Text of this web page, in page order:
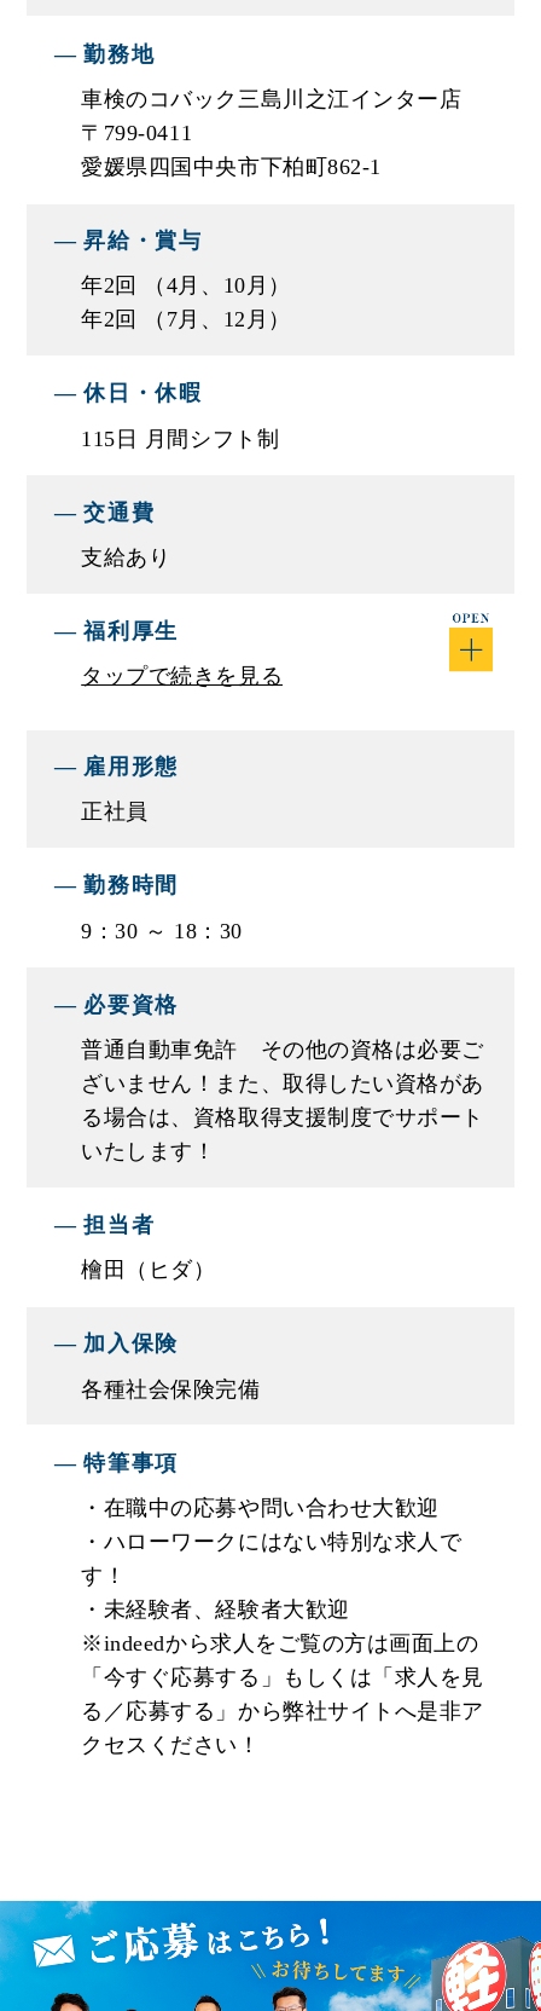
★完全反響型の営業（飛び込み営業は一切なし
で、お問い合わせがあった際にご対応します）
で、効率良く稼げる！
な業務をカット！残業時間の短縮に努めています
★福利厚生充実で、家族も嬉しい！
★充実の研修制度で未経験者でも安心！
■仕事内容
カーリースに関する提案営業をお任せいたしま
予算的な問題で新車の購入が難しいお客様や、メ
や中古車の購入ではなく、リース（貸し出し）と
■仕事に関して
■モデル年収例
【モデル年収例】
年収450万円／26歳 ／経験4年
ィードバックを通じて給与を確定致します。ご希
望の給与と能力・スキルの観点から調整しますの
で安心です。
■入社後のサポートについて
★営業としての注意点や心構えなどを､営業職の先
資格はいりません。知識・経験よりも｢好きな車に
携わりたい｣｢地元で長く働きたい」という気持ち
★業務のこと､資格取得のことでわからないことな
ていきます。
★年収アップを目指しましょう！
明確な評価制度とキャリアパスがあるので、頑張
れば頑張るだけ給与に反映されるシステムがあり
ます！
★社員が自信をもってお伝えしたい、「居心地の
いい企業」です！
勤務地
車検のコバック三島川之江インター店
〒799-0411
愛媛県四国中央市下柏町862-1
昇給・賞与
年2回 （4月、10月）
年2回 （7月、12月）
休日・休暇
115日 月間シフト制
交通費
支給あり
福利厚生
タップで続きを見る
雇用形態
正社員
勤務時間
9：30 ～ 18：30
必要資格
普通自動車免許 その他の資格は必要ご
ざいません！また、取得したい資格があ
る場合は、資格取得支援制度でサポート
いたします！
担当者
檜田（ヒダ）
加入保険
各種社会保険完備
特筆事項
・在職中の応募や問い合わせ大歓迎
・ハローワークにはない特別な求人で
す！
・未経験者、経験者大歓迎
※indeedから求人をご覧の方は画面上の
「今すぐ応募する」もしくは「求人を見
る／応募する」から弊社サイトへ是非ア
クセスください！